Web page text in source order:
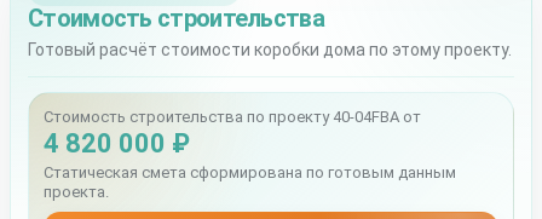
Стоимость строительства
Готовый расчёт стоимости коробки дома по этому проекту.
Стоимость строительства по проекту 40-04FBA от
4 820 000 ₽
Статическая смета сформирована по готовым данным
проекта.